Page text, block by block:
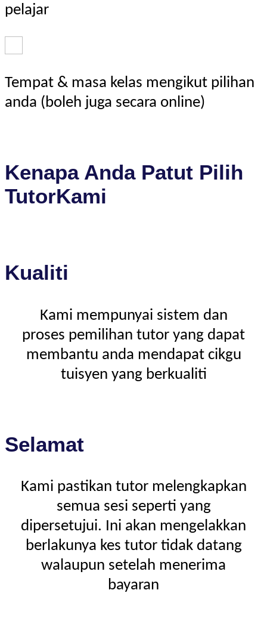
pelajar
Tempat & masa kelas mengikut pilihan
anda (boleh juga secara online)
Kenapa Anda Patut Pilih
TutorKami
Kualiti
Kami mempunyai sistem dan
proses pemilihan tutor yang dapat
membantu anda mendapat cikgu
tuisyen yang berkualiti
Selamat
Kami pastikan tutor melengkapkan
semua sesi seperti yang
dipersetujui. Ini akan mengelakkan
berlakunya kes tutor tidak datang
walaupun setelah menerima
bayaran